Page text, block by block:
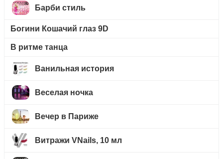
Барби стиль
Богини Кошачий глаз 9D
В ритме танца
Ванильная история
Веселая ночка
Вечер в Париже
Витражи VNails, 10 мл